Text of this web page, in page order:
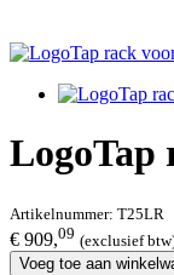
LogoTap
Artikelnummer: T25LR
€ 909,09 (exclusief
Voeg toe aan